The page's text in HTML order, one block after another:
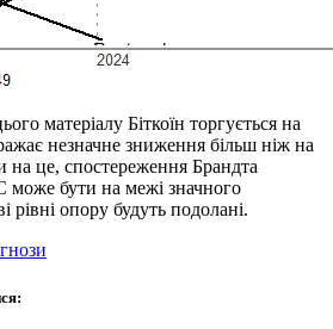
матеріалу Біткоїн торгується на
незначне зниження більш ніж на
на це, спостереження Брандта
може бути на межі значного
рівні опору будуть подолані.